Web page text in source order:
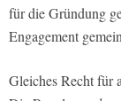
für die Gründung
Engagement
Gleiches Recht für